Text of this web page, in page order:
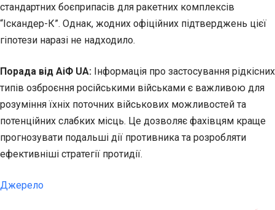
стандартних боєприпасів для ракетних комплексів
“Іскандер-К”. Однак, жодних офіційних підтверджень цієї
гіпотези наразі не надходило.
Порада від АіФ UA: Інформація про застосування рідкісних
типів озброєння російськими військами є важливою для
розуміння їхніх поточних військових можливостей та
потенційних слабких місць. Це дозволяє фахівцям краще
прогнозувати подальші дії противника та розробляти
ефективніші стратегії протидії.
Джерело